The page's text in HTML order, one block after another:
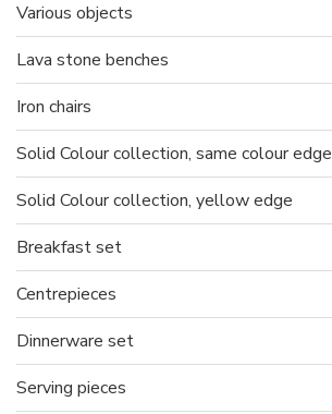
Various objects
Lava stone benches
Iron chairs
Solid Colour collection, same colour edge
Solid Colour collection, yellow edge
Breakfast set
Centrepieces
Dinnerware set
Serving pieces